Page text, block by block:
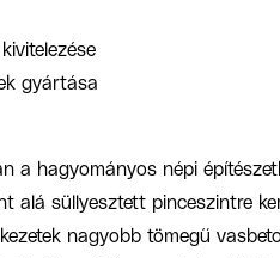
gyártása
a hagyományos népi
alá süllyesztett pinceszintre
nagyobb tömegű